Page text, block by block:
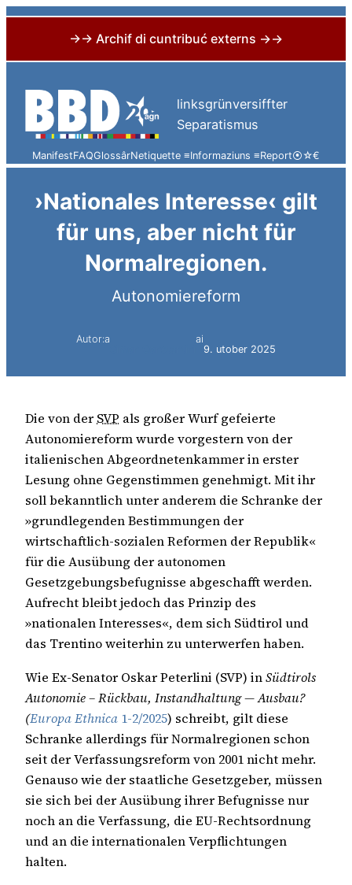
→→ Archif di cuntribuć externs →→
content
linksgrünversiffter
Separatismus
ManifestFAQGlossârNetiquette ≡Informaziuns ≡Report⦿☆€
›Nationales Interesse‹ gilt
für uns, aber nicht für
Normalregionen.
Autonomiereform
Autor:a
ai
9. utober 2025
Die von derSVP als großer Wurf gefeierte
Autonomiereform wurde vorgestern von der
italienischen Abgeordnetenkammer in erster
Lesung ohne Gegenstimmen genehmigt. Mit ihr
soll bekanntlich unter anderem die Schranke der
»grundlegenden Bestimmungen der
wirtschaftlich-sozialen Reformen der Republik«
für die Ausübung der autonomen
Gesetzgebungsbefugnisse abgeschafft werden.
Aufrecht bleibt jedoch das Prinzip des
»nationalen Interesses«, dem sich Südtirol und
das Trentino weiterhin zu unterwerfen haben.
Wie Ex-Senator Oskar Peterlini (SVP) inSüdtirols
Autonomie – Rückbau, Instandhaltung — Ausbau?
(Europa Ethnica 1-2/2025) schreibt, gilt diese
Schranke allerdings für Normalregionen schon
seit der Verfassungsreform von 2001 nicht mehr.
Genauso wie der staatliche Gesetzgeber, müssen
sie sich bei der Ausübung ihrer Befugnisse nur
noch an die Verfassung, die EU-Rechtsordnung
und an die internationalen Verpflichtungen
halten.